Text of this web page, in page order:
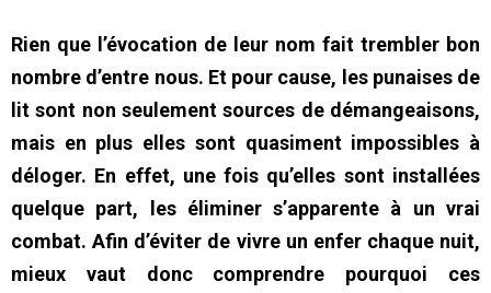
Rien que l’évocation de leur nom fait trembler bon
nombre d’entre nous. Et pour cause, les punaises de
lit sont non seulement sources de démangeaisons,
mais en plus elles sont quasiment impossibles à
déloger. En effet, une fois qu’elles sont installées
quelque part, les éliminer s’apparente à un vrai
combat. Afin d’éviter de vivre un enfer chaque nuit,
mieux vaut donc comprendre pourquoi ces